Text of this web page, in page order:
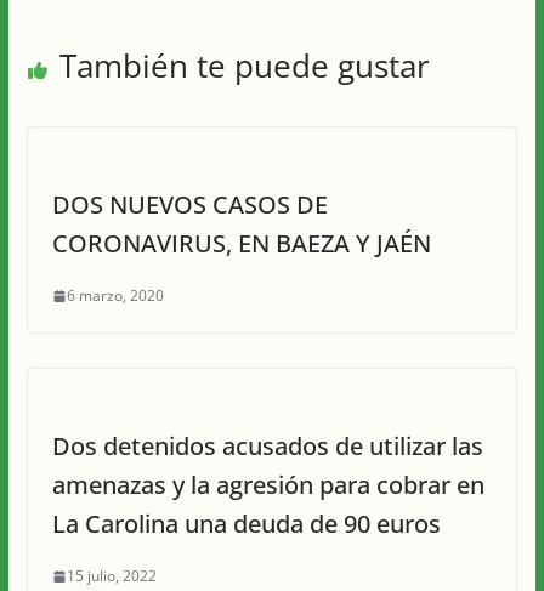
También te puede gustar
DOS NUEVOS CASOS DE
CORONAVIRUS, EN BAEZA Y JAÉN
6 marzo, 2020
Dos detenidos acusados de utilizar las
amenazas y la agresión para cobrar en
La Carolina una deuda de 90 euros
15 julio, 2022